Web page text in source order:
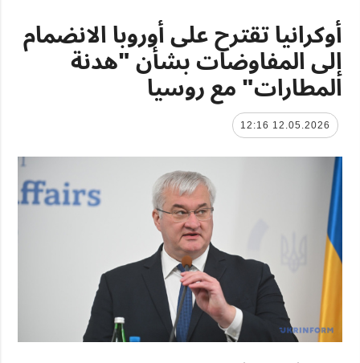
أوكرانيا تقترح على أوروبا الانضمام
إلى المفاوضات بشأن "هدنة
المطارات" مع روسيا
12.05.2026 12:16